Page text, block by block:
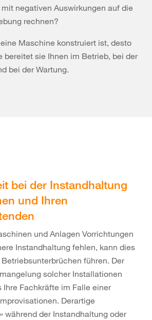
negativen Auswirkungen auf die
rechnen?
Maschine konstruiert ist, desto
bereitet sie Ihnen im Betrieb, bei der
bei der Wartung.
bei der Instandhaltung
und Ihren
und Anlagen Vorrichtungen
Instandhaltung fehlen, kann dies
führen. Der
solcher Installationen
Ihre Fachkräfte im Falle einer
Derartige
während der Instandhaltung oder